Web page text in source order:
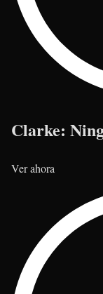
Clarke:
Ver ahora